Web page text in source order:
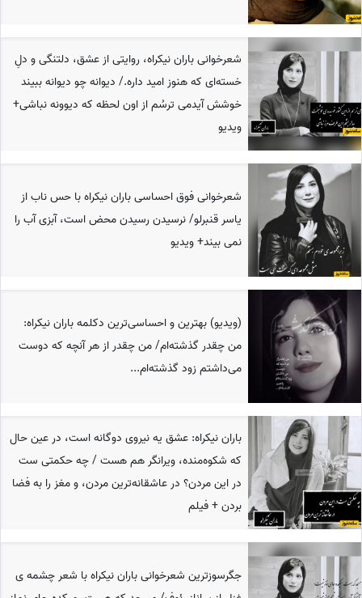
شعرخوانی باران نیکراه، روایتی از عشق، دلتنگی و دلِ
خسته‌ای که هنوز امید داره./ دیوانه چو دیوانه ببیند
خوشش آیدمی ترسُم از اون لحظه که دیوونه نباشی+
ویدیو
شعرخوانی فوق احساسی باران نیکراه با حس ناب از
یاسر قنبرلو/ نرسیدن رسیدن محض است، آبزی آب را
نمی بیند+ ویدیو
(ویدیو) بهترین و احساسی‌ترین دکلمه باران نیکراه:
من چقدر گذشته‌ام/ من چقدر از هر آنچه که دوست
می‌داشتم زود گذشته‌ام...
باران نیکراه: عشق یه نیروی دوگانه‌ است، در عین حال
که شکوه‌منده، ویرانگر هم هست / چه حکمتی ست
در این مردن؟ در عاشقانه‌ترین مردن، و مغز را به فضا
بردن + فیلم
جگرسوزترین شعرخوانی باران نیکراه با شعر چشمه ی